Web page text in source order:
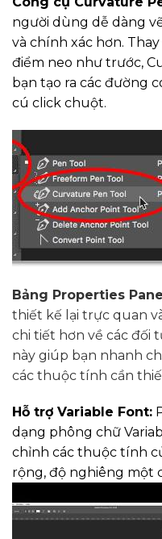
người dùng dễ dàng
và chính xác hơn.
điểm neo như trước,
bạn tạo ra các đường
cú click chuột.
Bảng Properties
thiết kế lại trực quan
chi tiết hơn về các đối
này giúp bạn nhanh
các thuộc tính cần
Hỗ trợ Variable Font:
dạng phông chữ
chỉnh các thuộc tính
rộng, độ nghiêng một